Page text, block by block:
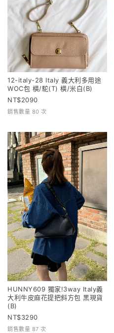
12-italy-28 Italy 義大利多用途
WOC包 橫/駝(T) 橫/米白(B)
2090
銷售數量 80 次
HUNNY609 獨家!3way Italy義
大利牛皮麻花提把斜方包 黑現貨
(B)
3290
銷售數量 87 次